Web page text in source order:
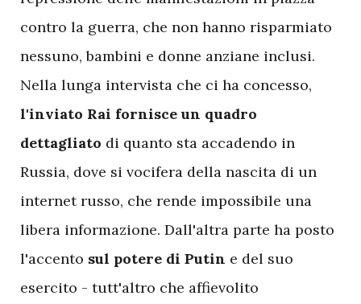
contro la guerra, che non hanno risparmiato
nessuno, bambini e donne anziane inclusi.
Nella lunga intervista che ci ha concesso,
l'inviato Rai fornisce un quadro
dettagliato di quanto sta accadendo in
Russia, dove si vocifera della nascita di un
internet russo, che rende impossibile una
libera informazione. Dall'altra parte ha posto
l'accento sul potere di Putin e del suo
esercito - tutt'altro che affievolito